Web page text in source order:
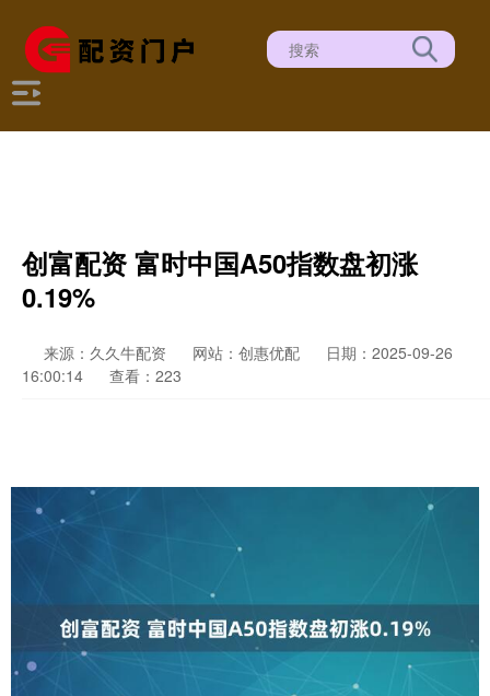
创富配资 富时中国A50指数盘初涨
0.19%
来源：久久牛配资 网站：创惠优配
日期：2025-09-26
16:00:14
查看：223